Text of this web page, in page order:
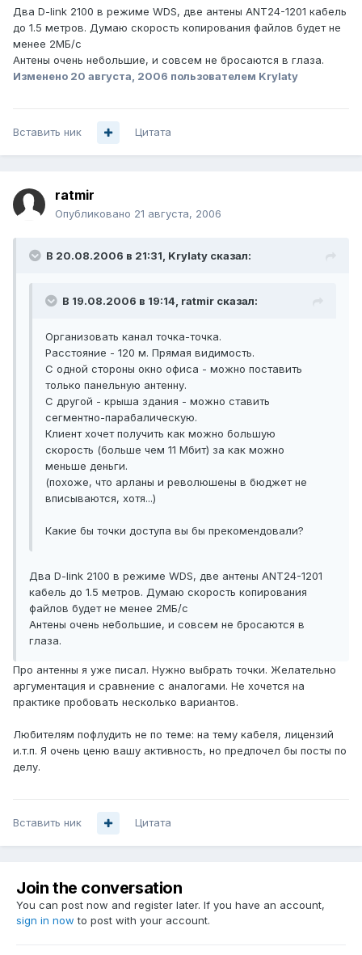
Два D-link 2100 в режиме WDS, две антены ANT24-1201 кабель
до 1.5 метров. Думаю скорость копирования файлов будет не
менее 2МБ/с
Антены очень небольшие, и совсем не бросаются в глаза.
Изменено 20 августа, 2006 пользователем Krylaty
Вставить ник Цитата
ratmir
Опубликовано 21 августа, 2006
В 20.08.2006 в 21:31, Krylaty сказал:
В 19.08.2006 в 19:14, ratmir сказал:
Организовать канал точка-точка.
Расстояние - 120 м. Прямая видимость.
С одной стороны окно офиса - можно поставить
только панельную антенну.
С другой - крыша здания - можно ставить
сегментно-парабалическую.
Клиент хочет получить как можно большую
скорость (больше чем 11 Мбит) за как можно
меньше деньги.
(похоже, что арланы и революшены в бюджет не
вписываются, хотя...)
Какие бы точки доступа вы бы прекомендовали?
Два D-link 2100 в режиме WDS, две антены ANT24-1201
кабель до 1.5 метров. Думаю скорость копирования
файлов будет не менее 2МБ/с
Антены очень небольшие, и совсем не бросаются в
глаза.
Про антенны я уже писал. Нужно выбрать точки. Желательно
аргументация и сравнение с аналогами. Не хочется на
практике пробовать несколько вариантов.
Любителям пофлудить не по теме: на тему кабеля, лицензий
и.т.п. Я очень ценю вашу активность, но предпочел бы посты по
делу.
Вставить ник Цитата
Join the conversation
You can post now and register later. If you have an account,
sign in now to post with your account.